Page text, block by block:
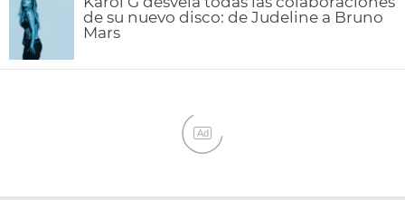
de su nuevo disco: de Judeline a Bruno
Mars
Ad